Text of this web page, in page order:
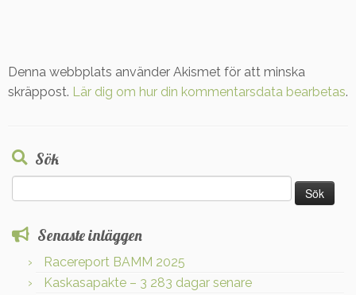
Denna webbplats använder Akismet för att minska
skräppost. Lär dig om hur din kommentarsdata bearbetas.
Sök
efter:
Senaste inläggen
Racereport BAMM 2025
Kaskasapakte – 3 283 dagar senare